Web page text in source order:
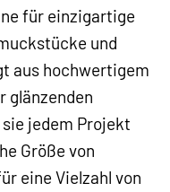
für einzigartige
und
aus hochwertigem
glänzenden
jedem Projekt
Größe von
eine Vielzahl von